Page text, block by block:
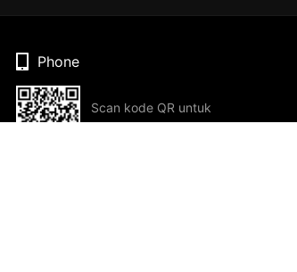
Phone
Scan kode QR untuk
mengunduh sekarang!